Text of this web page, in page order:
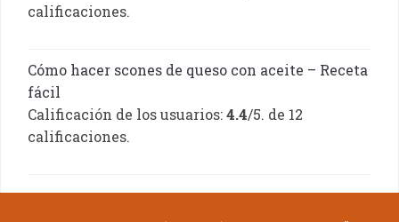
calificaciones.
Cómo hacer scones de queso con aceite – Receta
fácil
Calificación de los usuarios:4.4/5. de 12
calificaciones.